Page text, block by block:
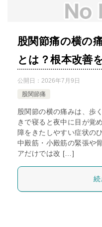
股関節痛の横の
とは？根本改善
公開日： 2026年7月9日
股関節痛
股関節の横の痛みは、歩
きで寝ると夜中に目が覚
障をきたしやすい症状の
中殿筋・小殿筋の緊張や
アだけでは改 […]
続